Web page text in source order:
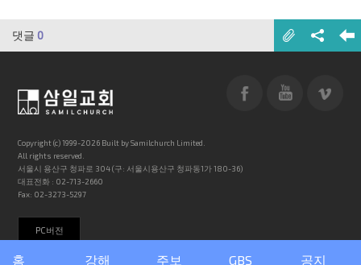
댓글 0
홈 강해 주보 GBS 공지
Copyright (c) 1999-2026 Built by Samilchurch Limited.
All rights reserved.
서울시 용산구 청파로 304 (구: 서울시용산구 청파동1가 180-36)
대표전화 : 02-713-2660
Fax: 02-3273-5297
PC버전